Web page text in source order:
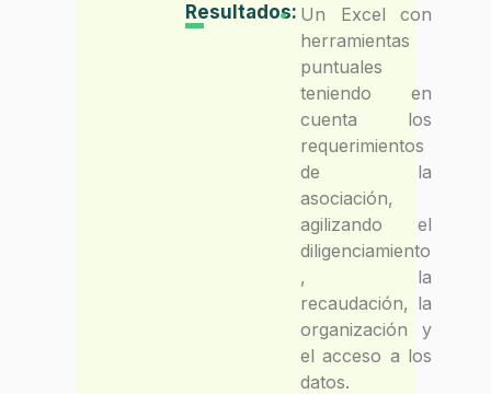
Resultados: Un Excel con
herramientas
puntuales
teniendo en
cuenta los
requerimientos
de la
asociación,
agilizando el
diligenciamiento
, la
recaudación, la
organización y
el acceso a los
datos.